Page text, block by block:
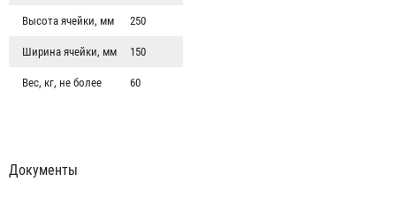
Высота ячейки, мм 250
Ширина ячейки, мм 150
Вес, кг, не более 60
Документы